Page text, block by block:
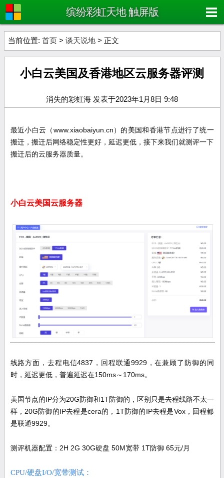
缤纷彩虹天地 触屏版
当前位置: 首页 > 谈天说地 > 正文
小白云美国及香港地区云服务器评测
消失的彩虹海 发表于2023年1月8日 9:48
最近小白云（www.xiaobaiyun.cn）的美国和香港节点进行了统一
搬迁，搬迁后网络稳定性更好，延迟更低，接下来我们就测评一下
搬迁后的云服务器质量。
小白云美国云服务器
线路方面，去程电信4837，回程联通9929，在兼顾了防御的同
时，延迟更低，普遍延迟在150ms～170ms。
美国节点的IP分为20G防御和1T防御的，区别只是去程线路不太一
样，20G防御的IP去程是cera的，1T防御的IP去程是Vox，回程都
是联通9929。
测评机器配置：2H 2G 30G硬盘 50M宽带 1T防御 65元/月
CPU/硬盘I/O/宽带测试：